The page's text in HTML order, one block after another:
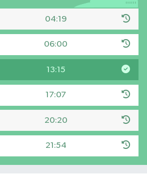
04:19
06:00
13:15
17:07
20:20
21:54